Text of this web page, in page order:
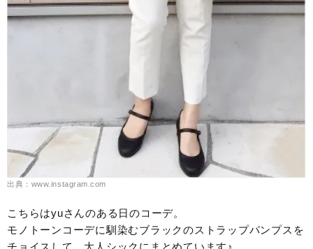
出典：www.instagram.com
こちらはyuさんのある日のコーデ。
モノトーンコーデに馴染むブラックのストラップパンプスを
チョイスして、大人シックにまとめています♪